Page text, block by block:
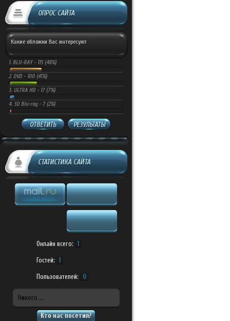
ОПРОС САЙТА
Какие обложки Вас интересуют
1. BLU-RAY - 115 (48%)
2. DVD - 100 (41%)
3. ULTRA HD - 17 (7%)
4. 3D Blu-ray - 7 (2%)
ОТВЕТИТЬ РЕЗУЛЬТАТЫ
СТАТИСТИКА САЙТА
Онлайн всего: 1
Гостей: 1
Пользователей: 0
Никого ...
Кто нас посетил?